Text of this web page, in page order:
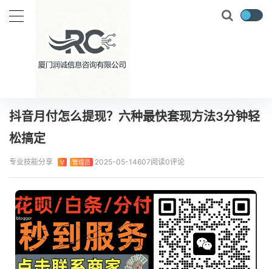
当前位置： 首页 专业技能
抖音月付怎么提现？六种最快套现方法3分钟轻
松搞定
专业技能分享 V 管理员 2025-05-14607阅读0评论